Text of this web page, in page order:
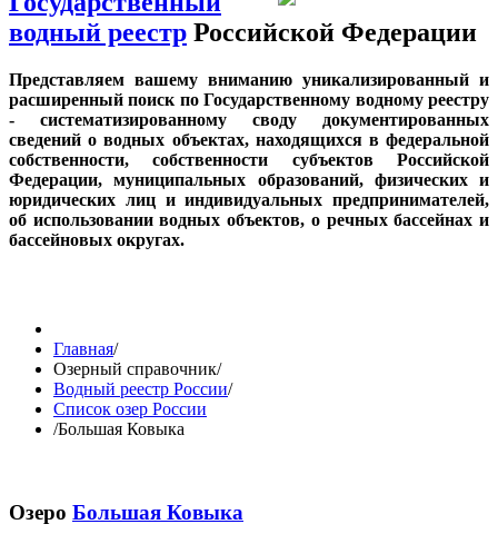
водный реестр Российской Федерации
Представляем вашему вниманию уникализированный и
расширенный поиск по Государственному водному реестру
- систематизированному своду документированных
сведений о водных объектах, находящихся в федеральной
собственности, собственности субъектов Российской
Федерации, муниципальных образований, физических и
юридических лиц и индивидуальных предпринимателей,
об использовании водных объектов, о речных бассейнах и
бассейновых округах.
Главная/
Озерный справочник/
Водный реестр России/
Список озер России
/Большая Ковыка
Озеро Большая Ковыка